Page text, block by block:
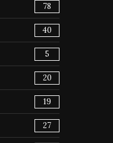
78
40
5
20
19
27